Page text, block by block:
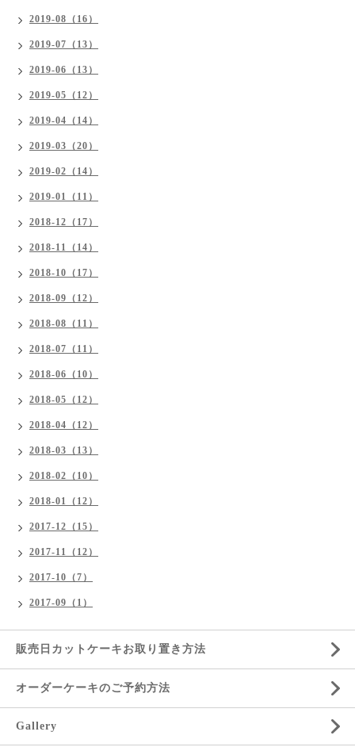
2019-08（16）
2019-07（13）
2019-06（13）
2019-05（12）
2019-04（14）
2019-03（20）
2019-02（14）
2019-01（11）
2018-12（17）
2018-11（14）
2018-10（17）
2018-09（12）
2018-08（11）
2018-07（11）
2018-06（10）
2018-05（12）
2018-04（12）
2018-03（13）
2018-02（10）
2018-01（12）
2017-12（15）
2017-11（12）
2017-10（7）
2017-09（1）
販売日カットケーキお取り置き方法
オーダーケーキのご予約方法
Gallery